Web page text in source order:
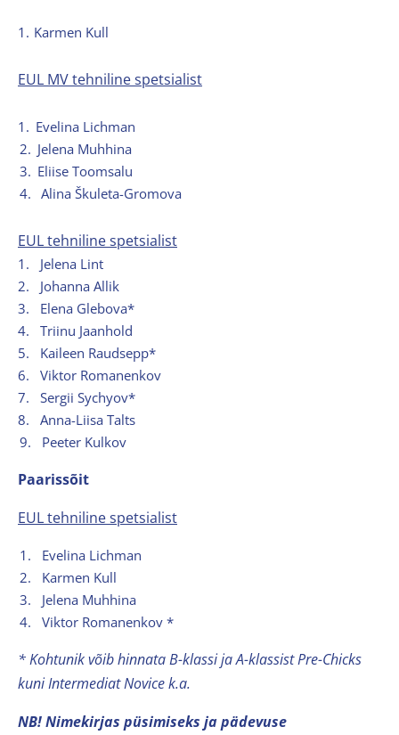
1. Karmen Kull
EUL MV tehniline spetsialist
1. Evelina Lichman
2. Jelena Muhhina
3. Eliise Toomsalu
4. Alina Škuleta-Gromova
EUL tehniline spetsialist
1.
Jelena Lint
2.
Johanna Allik
3.
Elena Glebova*
4.
Triinu Jaanhold
5.
Kaileen Raudsepp*
6.
Viktor Romanenkov
7.
Sergii Sychyov*
8.
Anna-Liisa Talts
9.
Peeter Kulkov
Paarissõit
EUL tehniline spetsialist
1.
Evelina Lichman
2.
Karmen Kull
3.
Jelena Muhhina
4.
Viktor Romanenkov *
* Kohtunik võib hinnata B-klassi ja A-klassist Pre-Chicks
kuni Intermediat Novice k.a.
NB! Nimekirjas püsimiseks ja pädevuse